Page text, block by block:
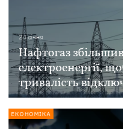
24 сiчня
Нафтогаз
електроенергії,
тривалість
ЕКОНОМІКА